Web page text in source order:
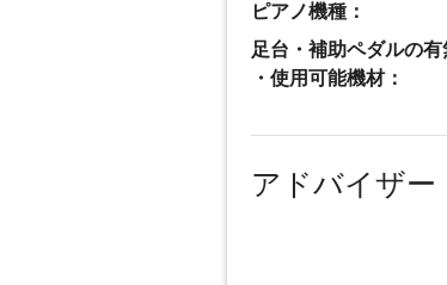
ピアノ機種：
足台・補助ペダルの有
・使用可能機材：
アドバイザー